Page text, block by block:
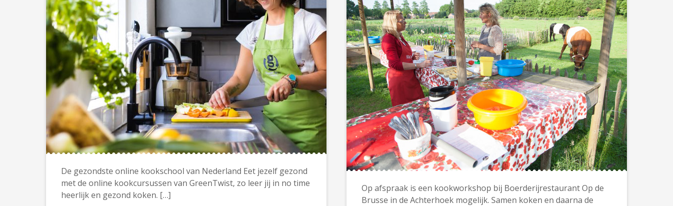
De gezondste online kookschool van Nederland Eet jezelf gezond
met de online kookcursussen van GreenTwist, zo leer jij in no time
heerlijk en gezond koken. […]
Op afspraak is een kookworkshop bij Boerderijrestaurant Op de
Brusse in de Achterhoek mogelijk. Samen koken en daarna de